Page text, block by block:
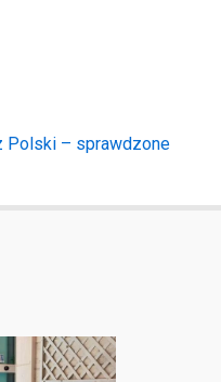
Polski – sprawdzone